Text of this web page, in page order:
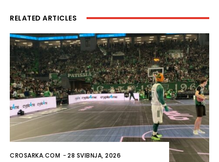
RELATED ARTICLES
CROSARKA.COM -28 SVIBNJA, 2026